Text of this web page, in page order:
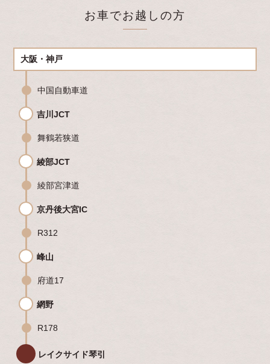
お車でお越しの方
大阪・神戸
中国自動車道
吉川JCT
舞鶴若狭道
綾部JCT
綾部宮津道
京丹後大宮IC
R312
峰山
府道17
網野
R178
レイクサイド琴引